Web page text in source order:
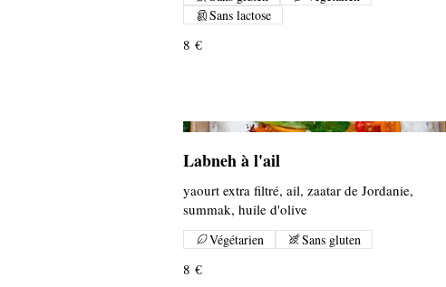
8 €
Sans lactose
Labneh à l'ail
yaourt extra filtré, ail, zaatar de Jordanie,
summak, huile d'olive
8 €
Végétarien Sans gluten